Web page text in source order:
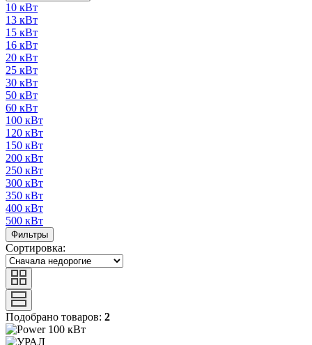
10 кВт
13 кВт
15 кВт
16 кВт
20 кВт
25 кВт
30 кВт
50 кВт
60 кВт
100 кВт
120 кВт
150 кВт
200 кВт
250 кВт
300 кВт
350 кВт
400 кВт
500 кВт
Фильтры
Сортировка:
Подобрано товаров: 2
100 кВт